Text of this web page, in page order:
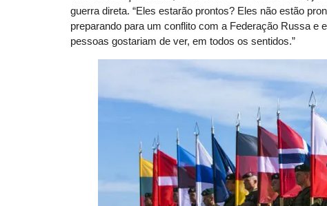
guerra direta. “Eles estarão prontos? Eles não estão
preparando para um conflito com a Federação Russa e
pessoas gostariam de ver, em todos os sentidos.”